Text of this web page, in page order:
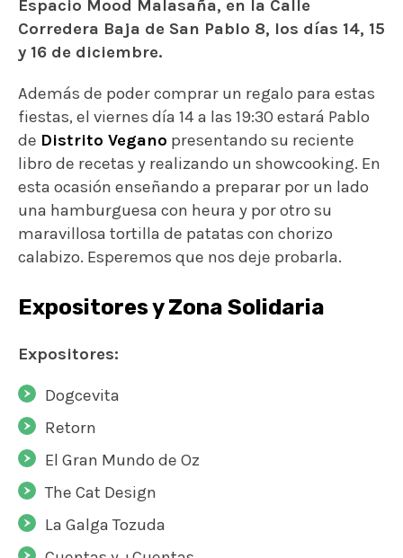
Espacio Mood Malasaña, en la Calle
Corredera Baja de San Pablo 8, los días 14, 15
y 16 de diciembre.
Además de poder comprar un regalo para estas
fiestas, el viernes día 14 a las 19:30 estará Pablo
de Distrito Vegano presentando su reciente
libro de recetas y realizando un showcooking. En
esta ocasión enseñando a preparar por un lado
una hamburguesa con heura y por otro su
maravillosa tortilla de patatas con chorizo
calabizo. Esperemos que nos deje probarla.
Expositores y Zona Solidaria
Expositores:
Dogcevita
Retorn
El Gran Mundo de Oz
The Cat Design
La Galga Tozuda